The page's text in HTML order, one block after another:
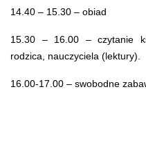
14.40 – 15.30 – obiad
15.30 – 16.00 – czytanie
rodzica, nauczyciela (lektury).
16.00-17.00 – swobodne